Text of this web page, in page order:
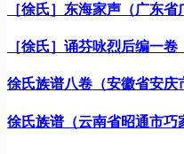
［徐氏］东海家声（广东省
［徐氏］诵芬咏烈后编一卷
徐氏族谱八卷（安徽省安庆
徐氏族谱（云南省昭通市巧